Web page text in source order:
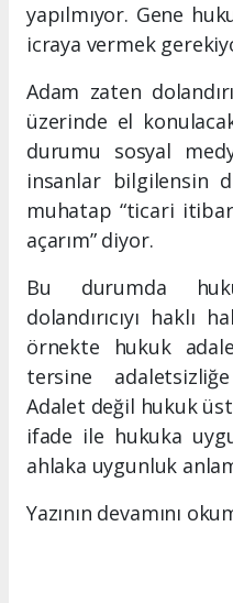
yapılmıyor. Gene
icraya vermek
Adam zaten
üzerinde el
durumu sosyal
insanlar bilgilensin
muhatap “ticari
açarım” diyor.
Bu durumda
dolandırıcıyı haklı
örnekte hukuk
tersine
Adalet değil hukuk
ifade ile hukuka
ahlaka uygunluk
Yazının devamını